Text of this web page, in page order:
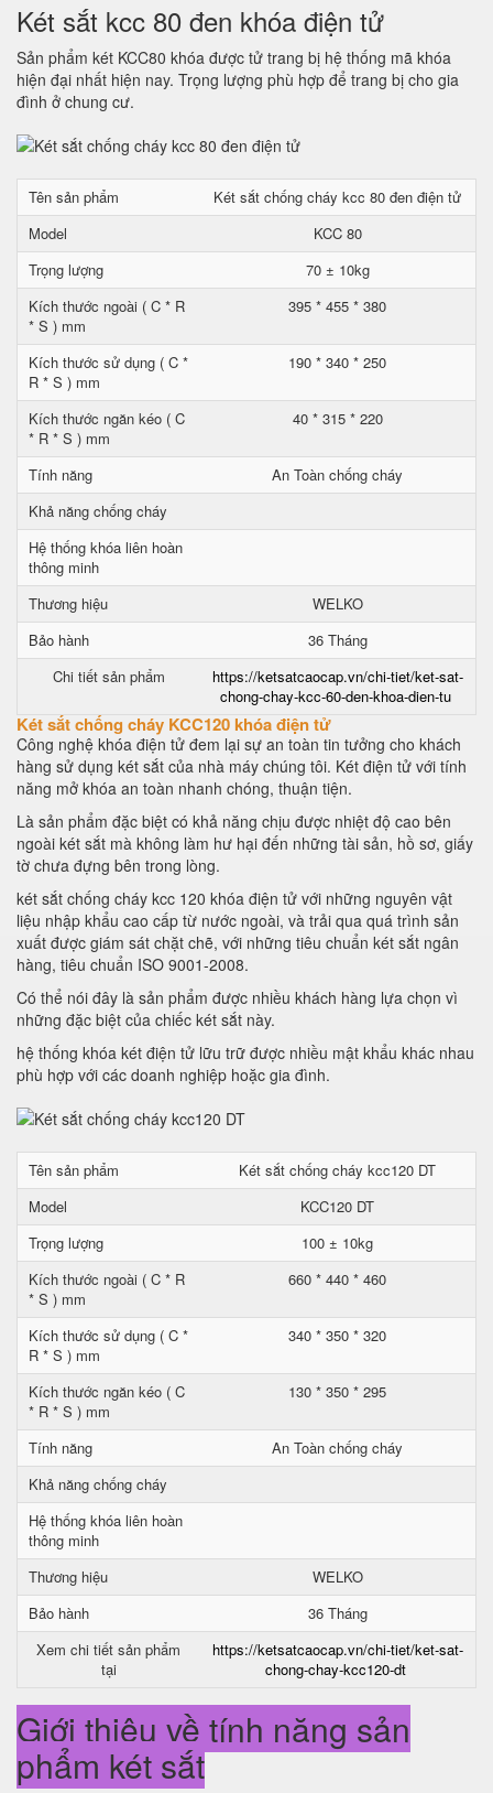
Két sắt kcc 80 đen khóa điện tử
Sản phẩm két KCC80 khóa được tử trang bị hệ thống mã khóa
hiện đại nhất hiện nay. Trọng lượng phù hợp để trang bị cho gia
đình ở chung cư.
Tên sản phẩm
Két sắt chống cháy kcc 80 đen điện tử
Model
KCC 80
Trọng lượng
70 ± 10kg
Kích thước ngoài ( C * R
* S ) mm
395 * 455 * 380
Kích thước sử dụng ( C *
R * S ) mm
190 * 340 * 250
Kích thước ngăn kéo ( C
* R * S ) mm
40 * 315 * 220
Tính năng
An Toàn chống cháy
Khả năng chống cháy
Hệ thống khóa liên hoàn
thông minh
Thương hiệu
WELKO
Bảo hành
36 Tháng
Chi tiết sản phẩm
https://ketsatcaocap.vn/chi-tiet/ket-sat-
chong-chay-kcc-60-den-khoa-dien-tu
Két sắt chống cháy KCC120 khóa điện tử
Công nghệ khóa điện tử đem lại sự an toàn tin tưởng cho khách
hàng sử dụng két sắt của nhà máy chúng tôi. Két điện tử với tính
năng mở khóa an toàn nhanh chóng, thuận tiện.
Là sản phẩm đặc biệt có khả năng chịu được nhiệt độ cao bên
ngoài két sắt mà không làm hư hại đến những tài sản, hồ sơ, giấy
tờ chưa đựng bên trong lòng.
két sắt chống cháy kcc 120 khóa điện tử với những nguyên vật
liệu nhập khẩu cao cấp từ nước ngoài, và trải qua quá trình sản
xuất được giám sát chặt chẽ, với những tiêu chuẩn két sắt ngân
hàng, tiêu chuẩn ISO 9001-2008.
Có thể nói đây là sản phẩm được nhiều khách hàng lựa chọn vì
những đặc biệt của chiếc két sắt này.
hệ thống khóa két điện tử lữu trữ được nhiều mật khẩu khác nhau
phù hợp với các doanh nghiệp hoặc gia đình.
Tên sản phẩm
Két sắt chống cháy kcc120 DT
Model
KCC120 DT
Trọng lượng
100 ± 10kg
Kích thước ngoài ( C * R
* S ) mm
660 * 440 * 460
Kích thước sử dụng ( C *
R * S ) mm
340 * 350 * 320
Kích thước ngăn kéo ( C
* R * S ) mm
130 * 350 * 295
Tính năng
An Toàn chống cháy
Khả năng chống cháy
Hệ thống khóa liên hoàn
thông minh
Thương hiệu
WELKO
Bảo hành
36 Tháng
Xem chi tiết sản phẩm
tại
https://ketsatcaocap.vn/chi-tiet/ket-sat-
chong-chay-kcc120-dt
Giới thiệu về tính năng sản
phẩm két sắt